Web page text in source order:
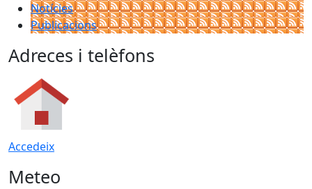
Notícies
Publicacions
Adreces i telèfons
Accedeix
Meteo